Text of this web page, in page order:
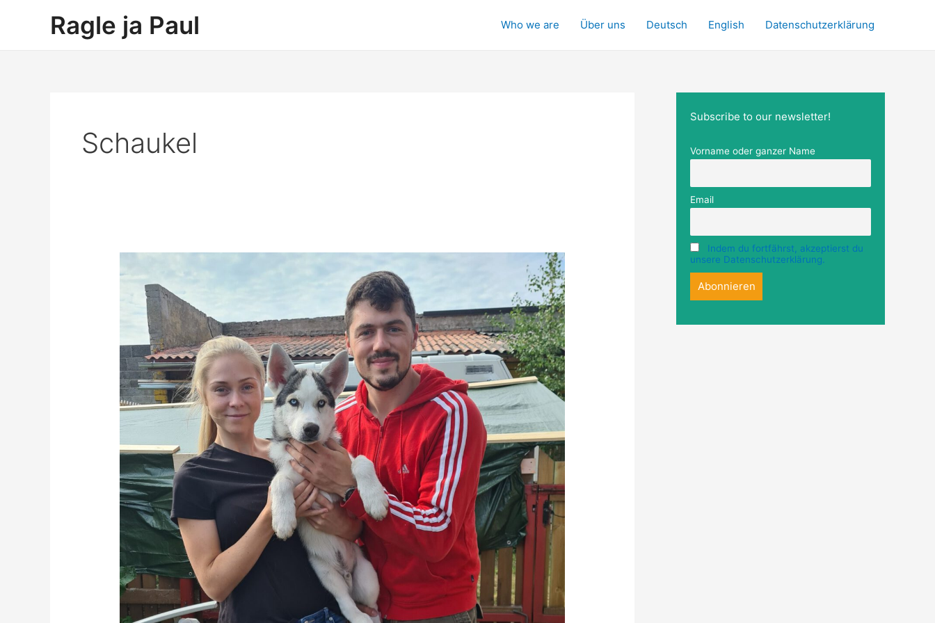
Ragle ja Paul Who we are Über uns Deutsch English Datenschutzerklärung
Schaukel
Subscribe to our newsletter!
Vorname oder ganzer Name
Email
Indem du fortfährst, akzeptierst du
unsere Datenschutzerklärung.